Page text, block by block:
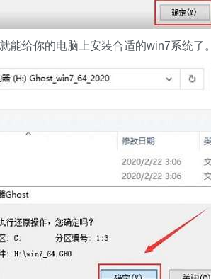
能给你的电脑上安装合适的win7系统了。